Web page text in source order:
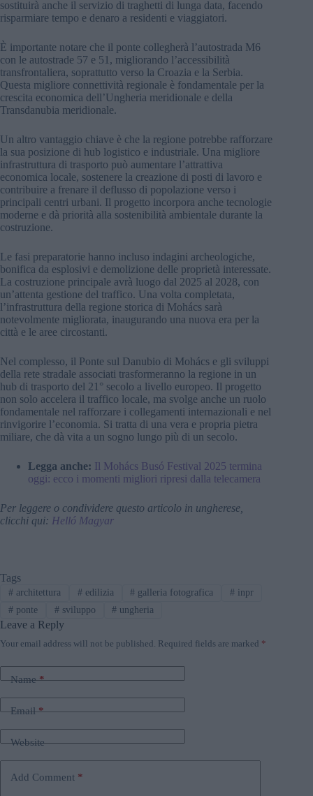
sostituirà anche il servizio di traghetti di lunga data, facendo
risparmiare tempo e denaro a residenti e viaggiatori.
È importante notare che il ponte collegherà l’autostrada M6
con le autostrade 57 e 51, migliorando l’accessibilità
transfrontaliera, soprattutto verso la Croazia e la Serbia.
Questa migliore connettività regionale è fondamentale per la
crescita economica dell’Ungheria meridionale e della
Transdanubia meridionale.
Un altro vantaggio chiave è che la regione potrebbe rafforzare
la sua posizione di hub logistico e industriale. Una migliore
infrastruttura di trasporto può aumentare l’attrattiva
economica locale, sostenere la creazione di posti di lavoro e
contribuire a frenare il deflusso di popolazione verso i
principali centri urbani. Il progetto incorpora anche tecnologie
moderne e dà priorità alla sostenibilità ambientale durante la
costruzione.
Le fasi preparatorie hanno incluso indagini archeologiche,
bonifica da esplosivi e demolizione delle proprietà interessate.
La costruzione principale avrà luogo dal 2025 al 2028, con
un’attenta gestione del traffico. Una volta completata,
l’infrastruttura della regione storica di Mohács sarà
notevolmente migliorata, inaugurando una nuova era per la
città e le aree circostanti.
Nel complesso, il Ponte sul Danubio di Mohács e gli sviluppi
della rete stradale associati trasformeranno la regione in un
hub di trasporto del 21° secolo a livello europeo. Il progetto
non solo accelera il traffico locale, ma svolge anche un ruolo
fondamentale nel rafforzare i collegamenti internazionali e nel
rinvigorire l’economia. Si tratta di una vera e propria pietra
miliare, che dà vita a un sogno lungo più di un secolo.
Legga anche: Il Mohács Busó Festival 2025 termina
oggi: ecco i momenti migliori ripresi dalla telecamera
Per leggere o condividere questo articolo in ungherese,
clicchi qui: Helló Magyar
Tags
#architettura #edilizia # galleria fotografica # inpr
#ponte #sviluppo # ungheria
Leave a Reply
Your email address will not be published. Required fields are marked *
Name*
Email*
Website
Add Comment *